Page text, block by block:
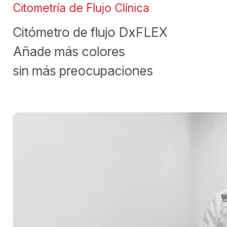
Citometría de Flujo Clínica
Citómetro de flujo DxFLEX
Añade más colores
sin más preocupaciones